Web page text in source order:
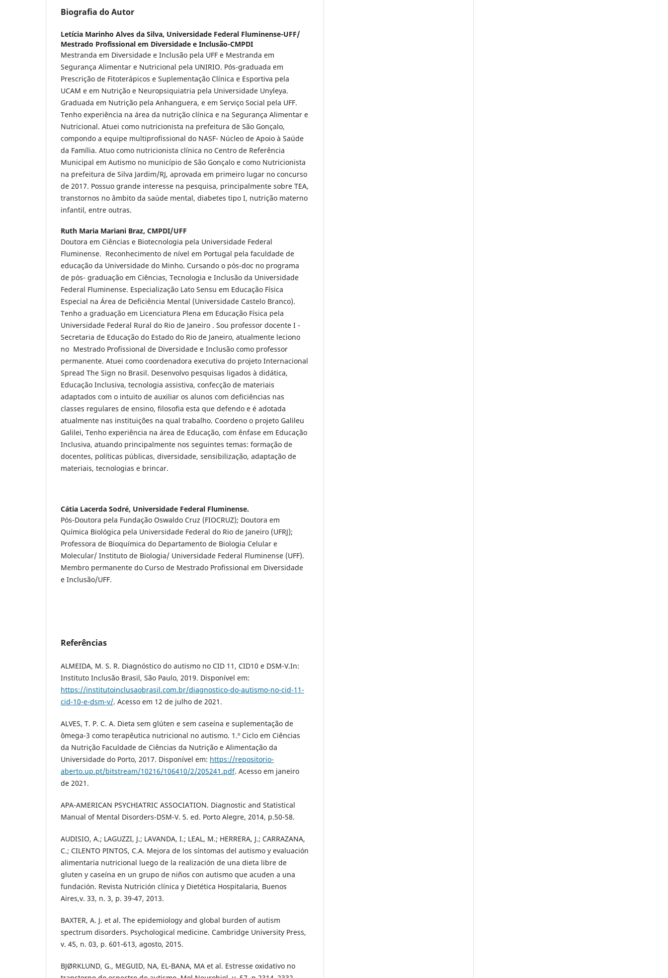
Biografia do Autor
Letícia Marinho Alves da Silva, Universidade Federal Fluminense-UFF/
Mestrado Profissional em Diversidade e Inclusão-CMPDI
Mestranda em Diversidade e Inclusão pela UFF e Mestranda em
Segurança Alimentar e Nutricional pela UNIRIO. Pós-graduada em
Prescrição de Fitoterápicos e Suplementação Clínica e Esportiva pela
UCAM e em Nutrição e Neuropsiquiatria pela Universidade Unyleya.
Graduada em Nutrição pela Anhanguera, e em Serviço Social pela UFF.
Tenho experiência na área da nutrição clínica e na Segurança Alimentar e
Nutricional. Atuei como nutricionista na prefeitura de São Gonçalo,
compondo a equipe multiprofissional do NASF- Núcleo de Apoio à Saúde
da Família. Atuo como nutricionista clínica no Centro de Referência
Municipal em Autismo no município de São Gonçalo e como Nutricionista
na prefeitura de Silva Jardim/RJ, aprovada em primeiro lugar no concurso
de 2017. Possuo grande interesse na pesquisa, principalmente sobre TEA,
transtornos no âmbito da saúde mental, diabetes tipo I, nutrição materno
infantil, entre outras.
Ruth Maria Mariani Braz, CMPDI/UFF
Doutora em Ciências e Biotecnologia pela Universidade Federal
Fluminense. Reconhecimento de nível em Portugal pela faculdade de
educação da Universidade do Minho. Cursando o pós-doc no programa
de pós- graduação em Ciências, Tecnologia e Inclusão da Universidade
Federal Fluminense. Especialização Lato Sensu em Educação Física
Especial na Área de Deficiência Mental (Universidade Castelo Branco).
Tenho a graduação em Licenciatura Plena em Educação Física pela
Universidade Federal Rural do Rio de Janeiro . Sou professor docente I -
Secretaria de Educação do Estado do Rio de Janeiro, atualmente leciono
no Mestrado Profissional de Diversidade e Inclusão como professor
permanente. Atuei como coordenadora executiva do projeto Internacional
Spread The Sign no Brasil. Desenvolvo pesquisas ligados à didática,
Educação Inclusiva, tecnologia assistiva, confecção de materiais
adaptados com o intuito de auxiliar os alunos com deficiências nas
classes regulares de ensino, filosofia esta que defendo e é adotada
atualmente nas instituições na qual trabalho. Coordeno o projeto Galileu
Galilei, Tenho experiência na área de Educação, com ênfase em Educação
Inclusiva, atuando principalmente nos seguintes temas: formação de
docentes, políticas públicas, diversidade, sensibilização, adaptação de
materiais, tecnologias e brincar.
Cátia Lacerda Sodré, Universidade Federal Fluminense.
Pós-Doutora pela Fundação Oswaldo Cruz (FIOCRUZ); Doutora em
Química Biológica pela Universidade Federal do Rio de Janeiro (UFRJ);
Professora de Bioquímica do Departamento de Biologia Celular e
Molecular/ Instituto de Biologia/ Universidade Federal Fluminense (UFF).
Membro permanente do Curso de Mestrado Profissional em Diversidade
e Inclusão/UFF.
Referências
ALMEIDA, M. S. R. Diagnóstico do autismo no CID 11, CID10 e DSM-V.In:
Instituto Inclusão Brasil, São Paulo, 2019. Disponível em:
https://institutoinclusaobrasil.com.br/diagnostico-do-autismo-no-cid-11-
cid-10-e-dsm-v/. Acesso em 12 de julho de 2021.
ALVES, T. P. C. A. Dieta sem glúten e sem caseína e suplementação de
ômega-3 como terapêutica nutricional no autismo. 1.º Ciclo em Ciências
da Nutrição Faculdade de Ciências da Nutrição e Alimentação da
Universidade do Porto, 2017. Disponível em: https://repositorio-
aberto.up.pt/bitstream/10216/106410/2/205241.pdf. Acesso em janeiro
de 2021.
APA-AMERICAN PSYCHIATRIC ASSOCIATION. Diagnostic and Statistical
Manual of Mental Disorders-DSM-V. 5. ed. Porto Alegre, 2014, p.50-58.
AUDISIO, A.; LAGUZZI, J.; LAVANDA, I.; LEAL, M.; HERRERA, J.; CARRAZANA,
C.; CILENTO PINTOS, C.A. Mejora de los síntomas del autismo y evaluación
alimentaria nutricional luego de la realización de una dieta libre de
gluten y caseína en un grupo de niños con autismo que acuden a una
fundación. Revista Nutrición clínica y Dietética Hospitalaria, Buenos
Aires,v. 33, n. 3, p. 39-47, 2013.
BAXTER, A. J. et al. The epidemiology and global burden of autism
spectrum disorders. Psychological medicine. Cambridge University Press,
v. 45, n. 03, p. 601-613, agosto, 2015.
BJØRKLUND, G., MEGUID, NA, EL-BANA, MA et al. Estresse oxidativo no